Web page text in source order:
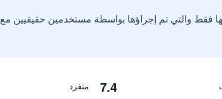
فقط والتي تم إجراؤها بواسطة مستخدمين حقيقيين مع
7.4 منفرد